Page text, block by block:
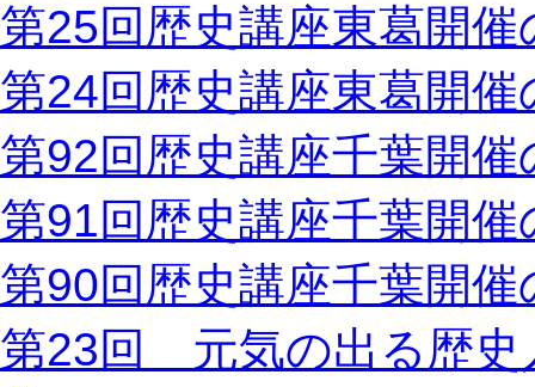
第25回歴史講座東葛開催
第24回歴史講座東葛開催
第92回歴史講座千葉開催
第91回歴史講座千葉開催
第90回歴史講座千葉開催
第23回 元気の出る歴